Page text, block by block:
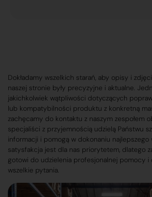
Dokładamy wszelkich starań, aby opisy i
naszej stronie były precyzyjne i aktualne.
jakichkolwiek wątpliwości dotyczących
lub kompatybilności produktu z konkretną
zachęcamy do kontaktu z naszym zespołem
specjaliści z przyjemnością udzielą Państwu
informacji i pomogą w dokonaniu najlepszego
satysfakcja jest dla nas priorytetem, dlatego
gotowi do udzielenia profesjonalnej pomocy i
wszelkie pytania.